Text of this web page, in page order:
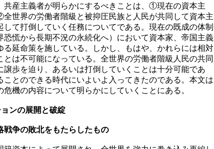
産主義者が明らかにするべきことは、①現在の資本主
世界の労働者階級と被抑圧民族と人民が共同して資本主
て打倒していく任務についてである。現在の既成の体制
慌から長期不況の永続化へ）において資本家、帝国主義
延命策を施している。しかし、もはや、かれらには相対
は不可能になっている。全世界の労働者階級人民の共同
譲歩を迫り、あるいは打倒していくことは十分可能であ
とのできる時代にいよいよ入ってきたのである。本文は
機の内容について明らかにしていくことにある。
ンの展開と破綻
争の敗北をもたらしたもの